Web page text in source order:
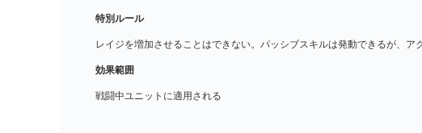
特別ルール
レイジを増加させることはできない。パッシブスキルは発動できるが、ア
効果範囲
戦闘中ユニットに適用される